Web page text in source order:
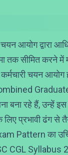
आयोग द्वारा
तक सीमित करने
चयन आयोग
बना रहे हैं, उन्हें
प्रभावी ढंग से
Pattern का
CGL Syllabus